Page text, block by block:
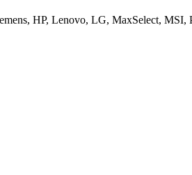
HP, Lenovo, LG, MaxSelect, MSI,